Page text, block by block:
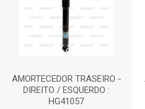
AMORTECEDOR TRASEIRO -
DIREITO / ESQUERDO :
HG41057